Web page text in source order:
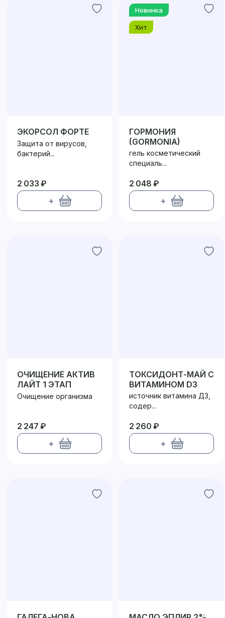
ЭКОРСОЛ ФОРТЕ
Защита от вирусов,
бактерий...
2 033 ₽
+
Новинка
Хит
ГОРМОНИЯ
(GORMONIA)
гель косметический
специаль...
2 048 ₽
+
ОЧИЩЕНИЕ АКТИВ
ЛАЙТ 1 ЭТАП
Очищение организма
2 247 ₽
+
ТОКСИДОНТ-МАЙ С
ВИТАМИНОМ D3
источник витамина Д3,
содер...
2 260 ₽
+